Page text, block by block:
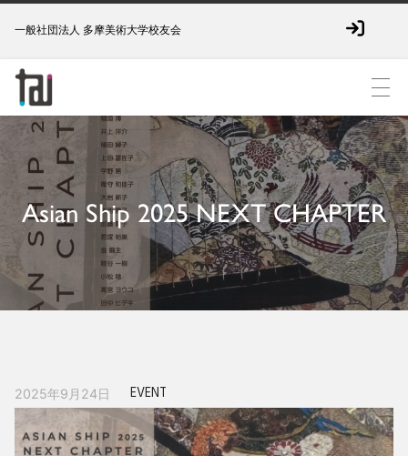
一般社団法人 多摩美術大学校友会
Asian Ship 2025 NEXT CHAPTER
2025年9月24日 EVENT